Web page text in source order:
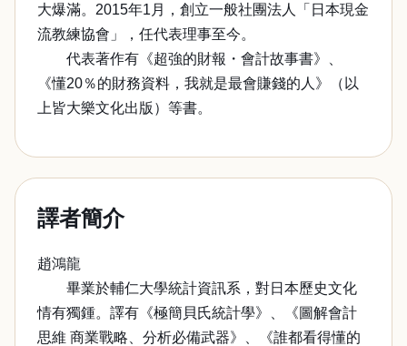
大爆滿。2015年1月，創立一般社團法人「日本現金
流教練協會」，任代表理事至今。
代表著作有《超強的財報・會計故事書》、
《懂20％的財務資料，我就是最會賺錢的人》（以
上皆大樂文化出版）等書。
譯者簡介
趙鴻龍
畢業於輔仁大學統計資訊系，對日本歷史文化
情有獨鍾。譯有《極簡貝氏統計學》、《圖解會計
思維 商業戰略、分析必備武器》、《誰都看得懂的